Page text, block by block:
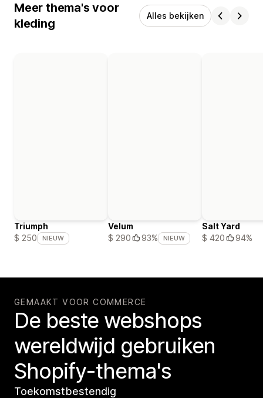
Meer thema's voor
kleding
Alles bekijken
Triumph
$ 250
NIEUW
Velum
$ 290
93% NIEUW
Salt Yard
$ 420
94%
GEMAAKT VOOR COMMERCE
De beste webshops
wereldwijd gebruiken
Shopify-thema's
Toekomstbestendig